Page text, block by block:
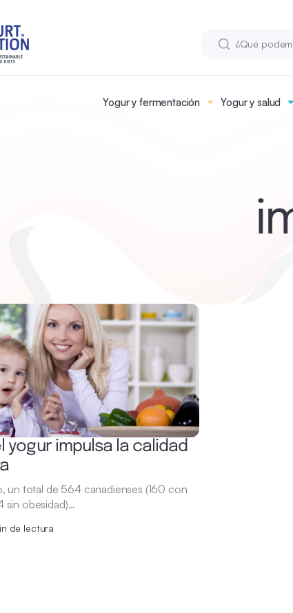
Yogur y fermentación Yogur y salud
yogur impulsa la calidad
un total de 564 canadienses (160 con
sin obesidad)…
de lectura